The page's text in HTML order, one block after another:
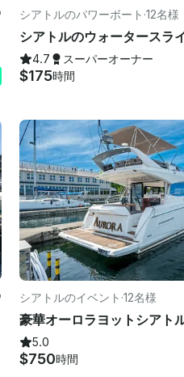
シアトルのパワーボート ·12名様
4.7 スーパーオーナー
$175時間
シアトルのイベント ·12名様
5.0
$750時間